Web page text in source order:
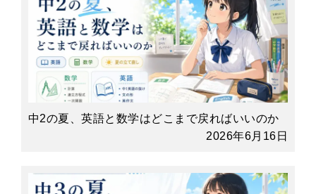
中2の夏、英語と数学はどこまで戻ればいいのか
2026年6月16日